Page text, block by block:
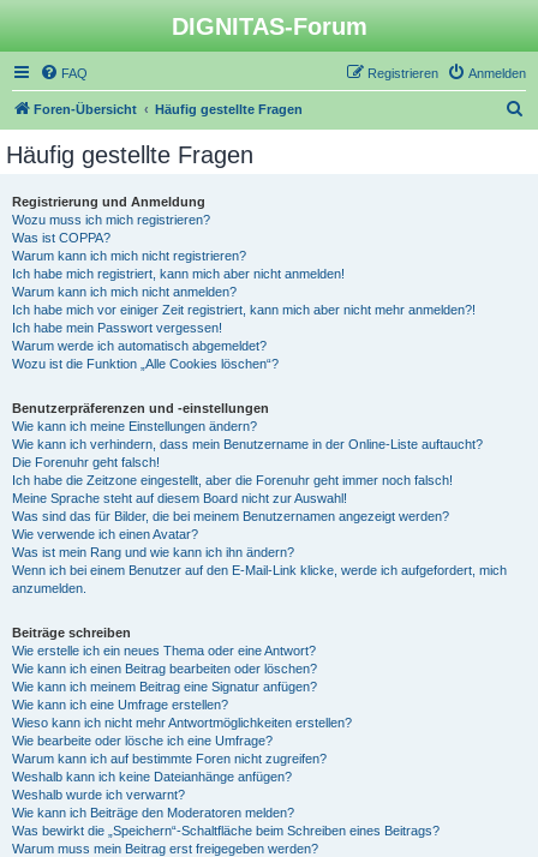
DIGNITAS-Forum
FAQ Anmelden
Registrieren
Foren-Übersicht Häufig gestellte Fragen
Häufig gestellte Fragen
Registrierung und Anmeldung
Wozu muss ich mich registrieren?
Was ist COPPA?
Warum kann ich mich nicht registrieren?
Ich habe mich registriert, kann mich aber nicht anmelden!
Warum kann ich mich nicht anmelden?
Ich habe mich vor einiger Zeit registriert, kann mich aber nicht mehr anmelden?!
Ich habe mein Passwort vergessen!
Warum werde ich automatisch abgemeldet?
Wozu ist die Funktion „Alle Cookies löschen“?
Benutzerpräferenzen und -einstellungen
Wie kann ich meine Einstellungen ändern?
Wie kann ich verhindern, dass mein Benutzername in der Online-Liste auftaucht?
Die Forenuhr geht falsch!
Ich habe die Zeitzone eingestellt, aber die Forenuhr geht immer noch falsch!
Meine Sprache steht auf diesem Board nicht zur Auswahl!
Was sind das für Bilder, die bei meinem Benutzernamen angezeigt werden?
Wie verwende ich einen Avatar?
Was ist mein Rang und wie kann ich ihn ändern?
Wenn ich bei einem Benutzer auf den E-Mail-Link klicke, werde ich aufgefordert, mich
anzumelden.
Beiträge schreiben
Wie erstelle ich ein neues Thema oder eine Antwort?
Wie kann ich einen Beitrag bearbeiten oder löschen?
Wie kann ich meinem Beitrag eine Signatur anfügen?
Wie kann ich eine Umfrage erstellen?
Wieso kann ich nicht mehr Antwortmöglichkeiten erstellen?
Wie bearbeite oder lösche ich eine Umfrage?
Warum kann ich auf bestimmte Foren nicht zugreifen?
Weshalb kann ich keine Dateianhänge anfügen?
Weshalb wurde ich verwarnt?
Wie kann ich Beiträge den Moderatoren melden?
Was bewirkt die „Speichern“-Schaltfläche beim Schreiben eines Beitrags?
Warum muss mein Beitrag erst freigegeben werden?